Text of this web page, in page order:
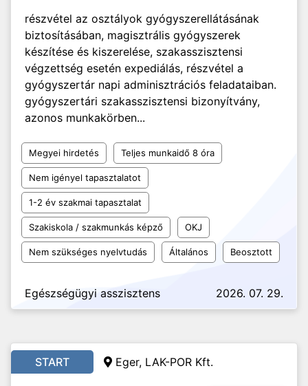
részvétel az osztályok gyógyszerellátásának
biztosításában, magisztrális gyógyszerek
készítése és kiszerelése, szakasszisztensi
végzettség esetén expediálás, részvétel a
gyógyszertár napi adminisztrációs feladataiban.
gyógyszertári szakasszisztensi bizonyítvány,
azonos munkakörben...
Megyei hirdetés Teljes munkaidő 8 óra
Nem igényel tapasztalatot
1-2 év szakmai tapasztalat
Szakiskola / szakmunkás képző OKJ
Nem szükséges nyelvtudás Általános Beosztott
Egészségügyi asszisztens 2026. 07. 29.
START Eger, LAK-POR Kft.